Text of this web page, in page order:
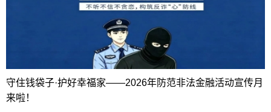
守住钱袋子·护好幸福家——2026年防范非法金融活动宣传月
来啦！